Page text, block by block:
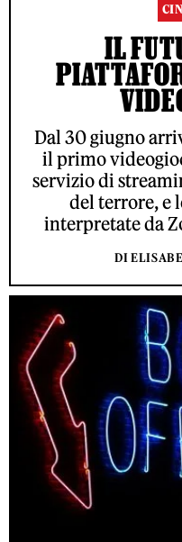
IL
Dal 30 giugno
il primo
servizio di
del terrore, e
interpretate da
DI